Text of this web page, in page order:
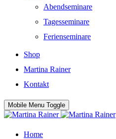
Abendseminare
Tagesseminare
Ferienseminare
Shop
Martina Rainer
Kontakt
Mobile Menu Toggle
Home